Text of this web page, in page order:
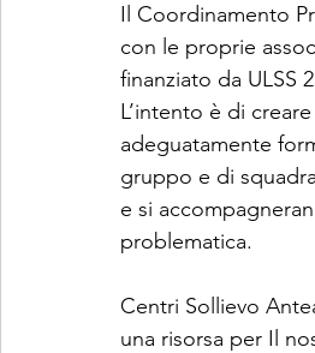
Il Coordinamento
con le proprie
finanziato da ULSS
L’intento è di
adeguatamente
gruppo e di
e si
problematica.
Centri Sollievo
una risorsa per Il